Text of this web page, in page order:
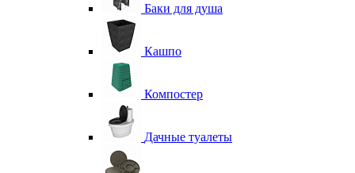
Баки для душа
Кашпо
Компостер
Дачные туалеты